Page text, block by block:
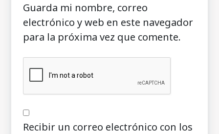
Guarda mi nombre, correo
electrónico y web en este navegador
para la próxima vez que comente.
Recibir un correo electrónico con los